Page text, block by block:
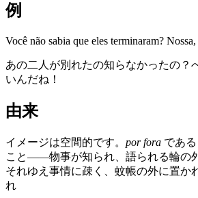
例
Você não sabia que eles terminaram?
あの二人が別れたの知らなかったの？
いんだね！
由来
イメージは空間的です。 por fora であ
こと——物事が知られ、語られる輪の
それゆえ事情に疎く、蚊帳の外に置か
れ